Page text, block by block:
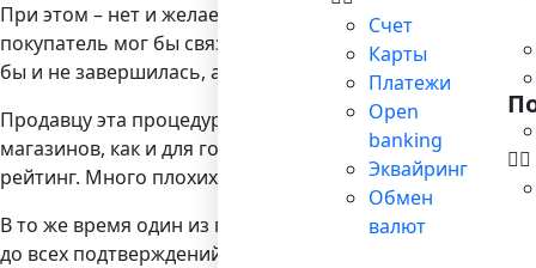
Счет
Карты
Платежи
Open
banking
Эквайринг
Обмен
валют
При этом – нет и желаемого товара. Покупатель, не
покупатель мог бы связаться с торговцем и сказать,
бы и не завершилась, а клиент уже забил панику. Такой
Продавцу эта процедура тоже, мягко говоря,
магазинов, как и для гостиниц, с которыми тоже
рейтинг. Много плохих отзывов – низкие рейтинги,
В то же время один из главных плюсов алгоритма SMS
до всех подтверждений о выполнении того или иного